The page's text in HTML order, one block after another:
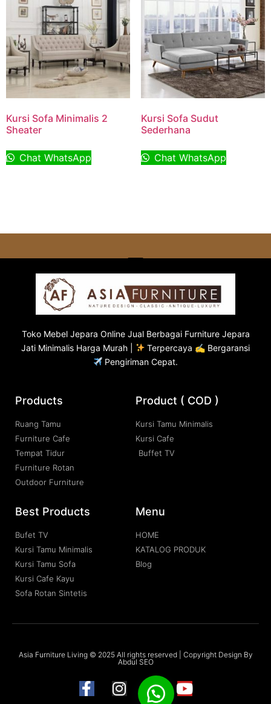
Kursi Sofa Minimalis 2
Sheater
Chat WhatsApp
Kursi Sofa Sudut
Sederhana
Chat WhatsApp
Toko Mebel Jepara Online Jual Berbagai Furniture Jepara
Jati Minimalis Harga Murah |
Terpercaya ✍ Bergaransi
Pengiriman Cepat.
Products
Ruang Tamu
Furniture Cafe
Tempat Tidur
Furniture Rotan
Outdoor Furniture
Product ( COD )
Kursi Tamu Minimalis
Kursi Cafe
Buffet TV
Best Products
Bufet TV
Kursi Tamu Minimalis
Kursi Tamu Sofa
Kursi Cafe Kayu
Sofa Rotan Sintetis
Menu
HOME
KATALOG PRODUK
Blog
Asia Furniture Living © 2025 All rights reserved | Copyright Design By
Abdul SEO